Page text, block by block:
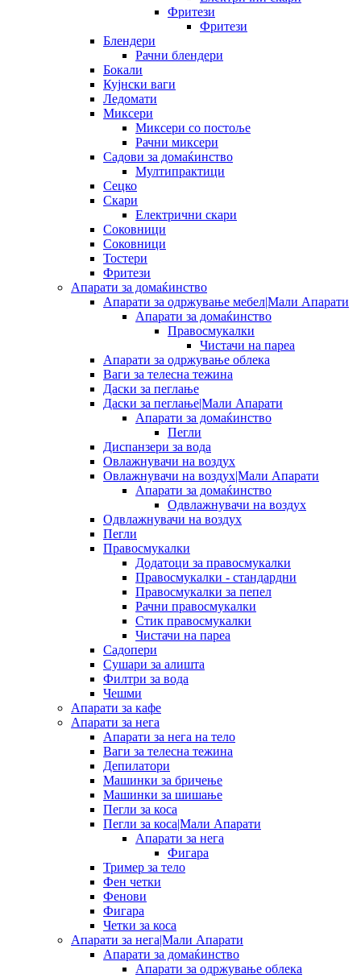
Фритези
Фритези
Блендери
Рачни блендери
Бокали
Кујнски ваги
Ледомати
Миксери
Миксери со постоље
Рачни миксери
Садови за домаќинство
Мултипрактици
Сецко
Скари
Електрични скари
Соковници
Соковници
Тостери
Фритези
Апарати за домаќинство
Апарати за одржување мебел|Мали Апарати
Апарати за домаќинство
Правосмукалки
Чистачи на пареа
Апарати за одржување облека
Ваги за телесна тежина
Даски за пеглање
Даски за пеглање|Мали Апарати
Апарати за домаќинство
Пегли
Диспанзери за вода
Овлажнувачи на воздух
Овлажнувачи на воздух|Мали Апарати
Апарати за домаќинство
Одвлажнувачи на воздух
Одвлажнувачи на воздух
Пегли
Правосмукалки
Додатоци за правосмукалки
Правосмукалки - стандардни
Правосмукалки за пепел
Рачни правосмукалки
Стик правосмукалки
Чистачи на пареа
Садопери
Сушари за алишта
Филтри за вода
Чешми
Апарати за кафе
Апарати за нега
Апарати за нега на тело
Ваги за телесна тежина
Депилатори
Машинки за бричење
Машинки за шишање
Пегли за коса
Пегли за коса|Мали Апарати
Апарати за нега
Фигара
Тример за тело
Фен четки
Фенови
Фигара
Четки за коса
Апарати за нега|Мали Апарати
Апарати за домаќинство
Апарати за одржување облека